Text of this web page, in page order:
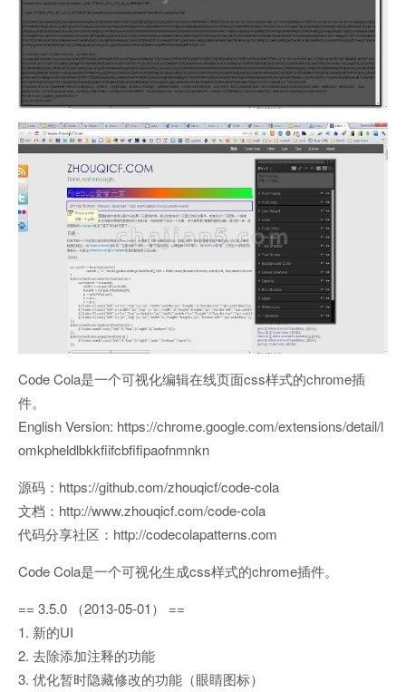
Code Cola是一个可视化编辑在线页面css样式的chrome插
件。
English Version: https://chrome.google.com/extensions/detail/l
omkpheldlbkkfiifcbfifipaofnmnkn
源码：https://github.com/zhouqicf/code-cola
文档：http://www.zhouqicf.com/code-cola
代码分享社区：http://codecolapatterns.com
Code Cola是一个可视化生成css样式的chrome插件。
== 3.5.0 （2013-05-01） ==
1. 新的UI
2. 去除添加注释的功能
3. 优化暂时隐藏修改的功能（眼睛图标）